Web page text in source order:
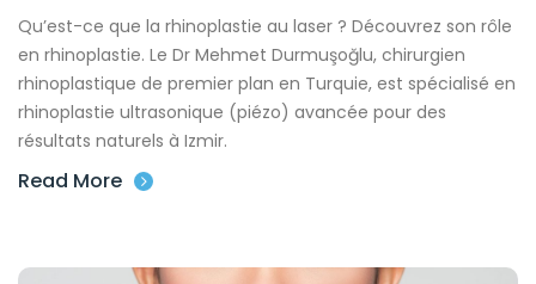
Qu’est-ce que la rhinoplastie au laser ? Découvrez son rôle
en rhinoplastie. Le Dr Mehmet Durmuşoğlu, chirurgien
rhinoplastique de premier plan en Turquie, est spécialisé en
rhinoplastie ultrasonique (piézo) avancée pour des
résultats naturels à Izmir.
Read More